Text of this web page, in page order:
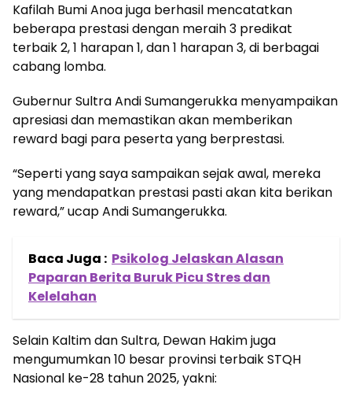
Kafilah Bumi Anoa juga berhasil mencatatkan
beberapa prestasi dengan meraih 3 predikat
terbaik 2, 1 harapan 1, dan 1 harapan 3, di berbagai
cabang lomba.
Gubernur Sultra Andi Sumangerukka menyampaikan
apresiasi dan memastikan akan memberikan
reward bagi para peserta yang berprestasi.
“Seperti yang saya sampaikan sejak awal, mereka
yang mendapatkan prestasi pasti akan kita berikan
reward,” ucap Andi Sumangerukka.
Baca Juga : Psikolog Jelaskan Alasan
Paparan Berita Buruk Picu Stres dan
Kelelahan
Selain Kaltim dan Sultra, Dewan Hakim juga
mengumumkan 10 besar provinsi terbaik STQH
Nasional ke-28 tahun 2025, yakni: